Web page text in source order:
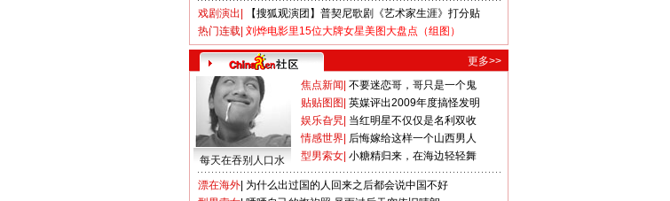
戏剧演出
【搜狐观演团】普契尼歌剧《艺术家生涯》打分贴
热门连载 刘烨电影里15位大牌女星美图大盘点（组图）
更多>>
每天在吞别人口水
焦点新闻 不要迷恋哥，哥只是一个鬼
贴贴图图 英媒评出2009年度搞怪发明
娱乐旮旯 当红明星不仅仅是名利双收
情感世界 后悔嫁给这样一个山西男人
型男索女 小糖精归来，在海边轻轻舞
漂在海外 为什么出过国的人回来之后都会说中国不好